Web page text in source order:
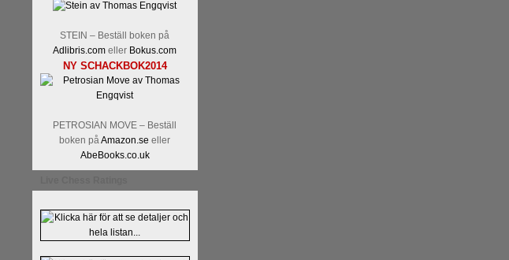
STEIN – Beställ boken på
Adlibris.com eller Bokus.com
NY SCHACKBOK2014
PETROSIAN MOVE – Beställ
boken påAmazon.se eller
AbeBooks.co.uk